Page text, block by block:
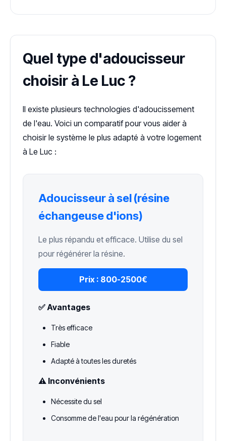
Quel type d'adoucisseur
choisir à Le Luc ?
Il existe plusieurs technologies d'adoucissement
de l'eau. Voici un comparatif pour vous aider à
choisir le système le plus adapté à votre logement
à Le Luc :
Adoucisseur à sel (résine
échangeuse d'ions)
Le plus répandu et efficace. Utilise du sel
pour régénérer la résine.
Prix : 800-2500€
✅ Avantages
Très efficace
Fiable
Adapté à toutes les duretés
⚠️ Inconvénients
Nécessite du sel
Consomme de l'eau pour la régénération